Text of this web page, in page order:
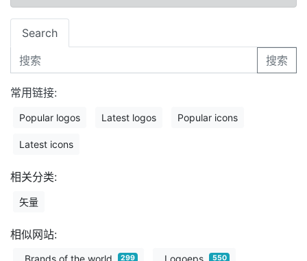
Search
搜索
常用链接:
Popular logos Latest logos Popular icons
Latest icons
相关分类:
矢量
相似网站:
299 550